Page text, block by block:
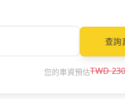
查詢
您的車資預估TWD